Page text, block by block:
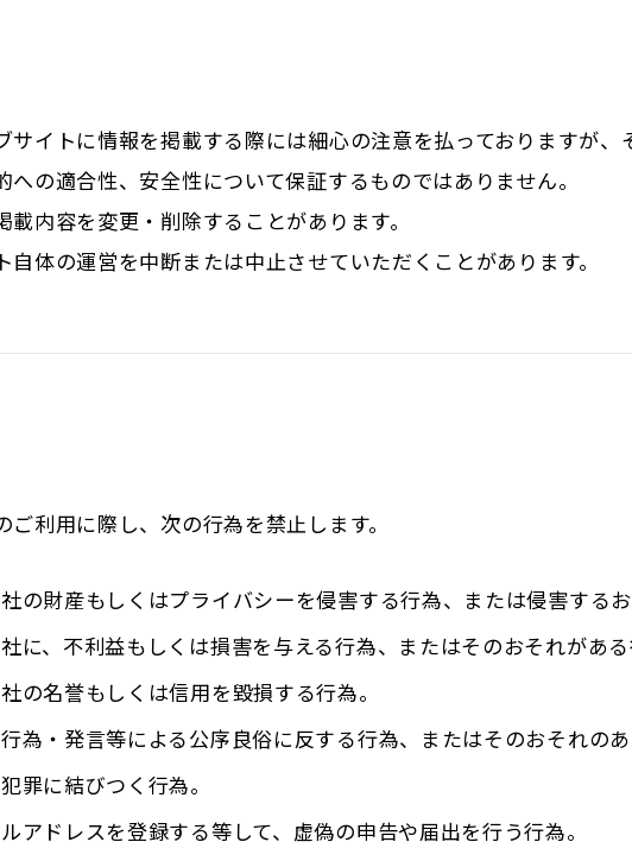
サイトに情報を掲載する際には細心の注意を払っておりますが、
への適合性、安全性について保証するものではありません。
載内容を変更・削除することがあります。
自体の運営を中断または中止させていただくことがあります。
ご利用に際し、次の行為を禁止します。
の財産もしくはプライバシーを侵害する行為、または侵害するお
に、不利益もしくは損害を与える行為、またはそのおそれがある
の名誉もしくは信用を毀損する行為。
為・発言等による公序良俗に反する行為、またはそのおそれのあ
罪に結びつく行為。
アドレスを登録する等して、虚偽の申告や届出を行う行為。